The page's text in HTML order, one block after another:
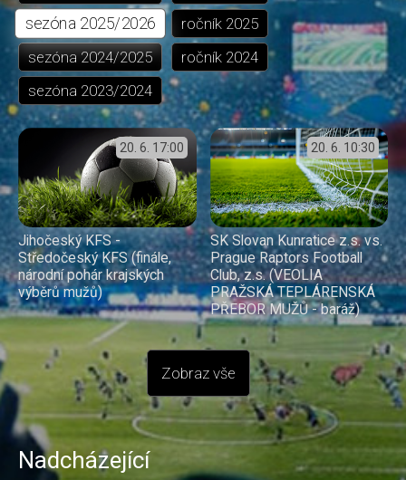
sezóna 2025/2026 ročník 2025
sezóna 2024/2025 ročník 2024
sezóna 2023/2024
20. 6. 17:00
Jihočeský KFS -
Středočeský KFS (finále,
národní pohár krajských
výběrů mužů)
20. 6. 10:30
SK Slovan Kunratice z.s. vs.
Prague Raptors Football
Club, z.s. (VEOLIA
PRAŽSKÁ TEPLÁRENSKÁ
PŘEBOR MUŽŮ - baráž)
Zobraz vše
Nadcházející